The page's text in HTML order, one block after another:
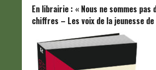
En librairie : « Nous ne sommes pas
chiffres – Les voix de la jeunesse de